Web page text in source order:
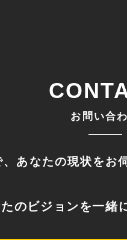
お問い合
あなたの現状をお
のビジョンを一緒